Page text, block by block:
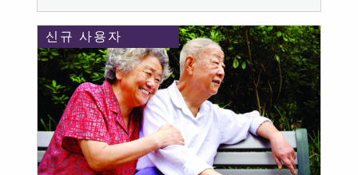
신규 사용자